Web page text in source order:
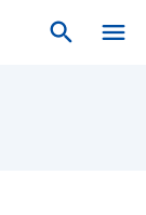
search menu
search close